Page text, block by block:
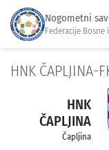
Nogometni
Federacije Bosne
HNK ČAPLJINA-
HNK
ČAPLJINA
Čapljina